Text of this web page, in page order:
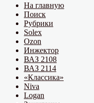
На главную
Поиск
Рубрики
Solex
Ozon
Инжектор
ВАЗ 2108
ВАЗ 2114
«Классика»
Niva
Logan